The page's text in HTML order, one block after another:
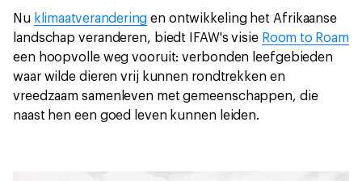
Nu klimaatverandering en ontwikkeling het Afrikaanse
landschap veranderen, biedt IFAW's visie Room to Roam
een hoopvolle weg vooruit: verbonden leefgebieden
waar wilde dieren vrij kunnen rondtrekken en
vreedzaam samenleven met gemeenschappen, die
naast hen een goed leven kunnen leiden.